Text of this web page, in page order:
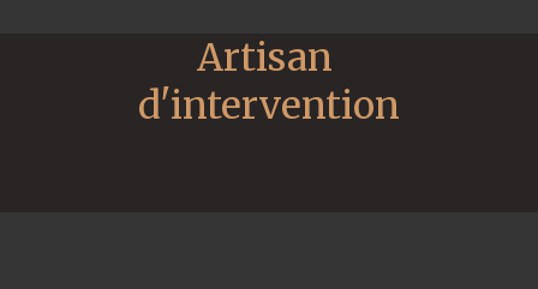
Artisan
d'intervention